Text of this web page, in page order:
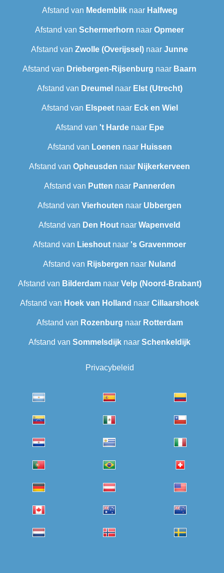
Afstand van Medembliknaar Halfweg
Afstand van Schermerhorn naar Opmeer
Afstand van Zwolle (Overijssel) naar Junne
Afstand van Driebergen-Rijsenburg naar Baarn
Afstand van Dreumel naar Elst (Utrecht)
Afstand van Elspeetnaar Eck en Wiel
Afstand van 't Hardenaar Epe
Afstand van Loenen naar Huissen
Afstand van Opheusden naar Nijkerkerveen
Afstand van Putten naar Pannerden
Afstand van Vierhouten naar Ubbergen
Afstand van Den Hout naar Wapenveld
Afstand van Lieshout naar 's Gravenmoer
Afstand van Rijsbergen naar Nuland
Afstand van Bilderdamnaar Velp (Noord-Brabant)
Afstand van Hoek van Holland naar Cillaarshoek
Afstand van Rozenburg naar Rotterdam
Afstand van Sommelsdijk naar Schenkeldijk
Privacybeleid